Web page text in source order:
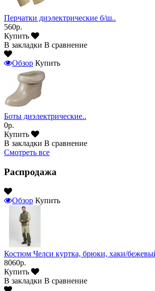
Перчатки диэлектрические б/ш..
560р.
Купить
В закладки В сравнение
Обзор Купить
Боты диэлектрические..
0р.
Купить
В закладки В сравнение
Смотреть все
Распродажа
Обзор Купить
Костюм Челси куртка, брюки, хаки/
8060р.
Купить
В закладки В сравнение